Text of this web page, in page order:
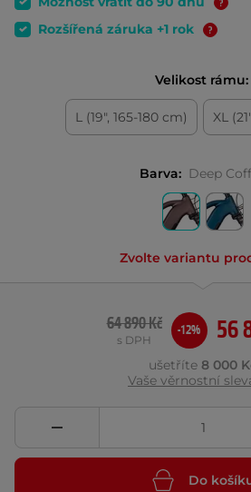
Rozšířená záruka +1 rok
Velikost rámu:
L (19", 165-180 cm) XL
Barva: Deep
Zvolte variantu
56
64 890 Kč
s DPH
-12%
ušetříte 8 000
Vaše věrnostní
Do